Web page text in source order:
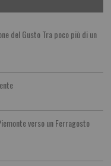
del Gusto Tra poco più di un
verso un Ferragosto